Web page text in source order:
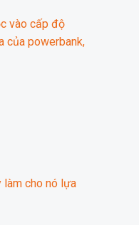
vào cấp độ
của powerbank,
làm cho nó lựa